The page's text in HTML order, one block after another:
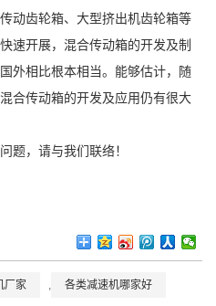
动齿轮箱、大型挤出机齿轮箱等
速开展，混合传动箱的开发及制
外相比根本相当。能够估计，随
合传动箱的开发及应用仍有很大
题，请与我们联络！
厂家 , 各类减速机哪家好